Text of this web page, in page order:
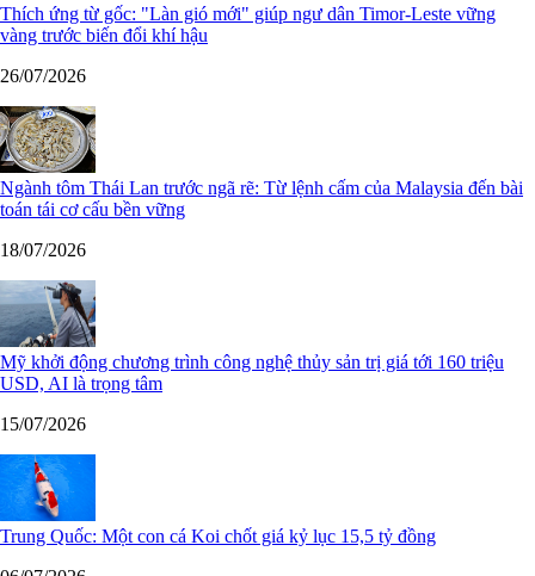
Thích ứng từ gốc: "Làn gió mới" giúp ngư dân Timor-Leste vững
vàng trước biến đổi khí hậu
26/07/2026
Ngành tôm Thái Lan trước ngã rẽ: Từ lệnh cấm của Malaysia đến bài
toán tái cơ cấu bền vững
18/07/2026
Mỹ khởi động chương trình công nghệ thủy sản trị giá tới 160 triệu
USD, AI là trọng tâm
15/07/2026
Trung Quốc: Một con cá Koi chốt giá kỷ lục 15,5 tỷ đồng